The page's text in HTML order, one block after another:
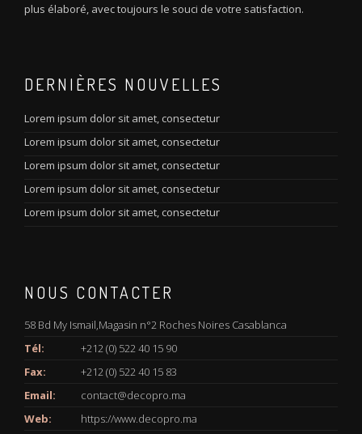
plus élaboré, avec toujours le souci de votre satisfaction.
DERNIÈRES NOUVELLES
Lorem ipsum dolor sit amet, consectetur
Lorem ipsum dolor sit amet, consectetur
Lorem ipsum dolor sit amet, consectetur
Lorem ipsum dolor sit amet, consectetur
Lorem ipsum dolor sit amet, consectetur
NOUS CONTACTER
58 Bd My Ismail,Magasin n°2 Roches Noires Casablanca
Tél:
+212 (0) 522 40 15 90
Fax:
+212 (0) 522 40 15 83
Email:
contact@decopro.ma
Web:
https://www.decopro.ma